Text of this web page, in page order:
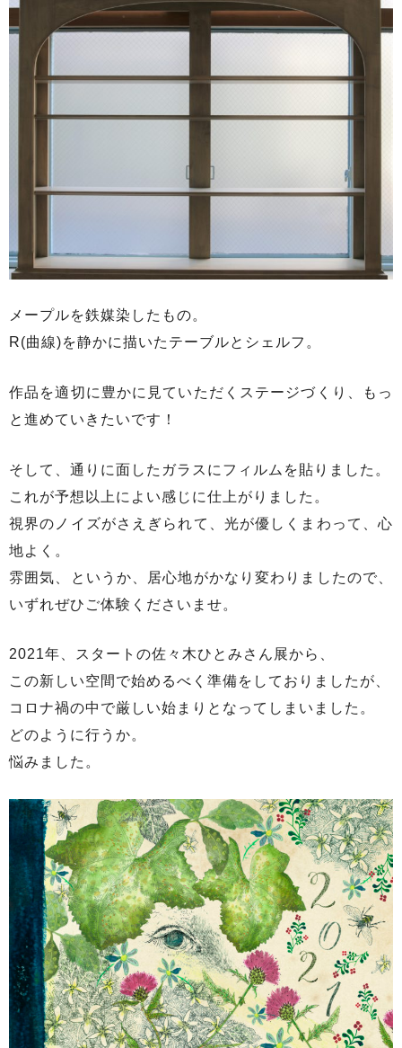
メープルを鉄媒染したもの。
R(曲線)を静かに描いたテーブルとシェルフ。
作品を適切に豊かに見ていただくステージづくり、もっ
と進めていきたいです！
そして、通りに面したガラスにフィルムを貼りました。
これが予想以上によい感じに仕上がりました。
視界のノイズがさえぎられて、光が優しくまわって、心
地よく。
雰囲気、というか、居心地がかなり変わりましたので、
いずれぜひご体験くださいませ。
2021年、スタートの佐々木ひとみさん展から、
この新しい空間で始めるべく準備をしておりましたが、
コロナ禍の中で厳しい始まりとなってしまいました。
どのように行うか。
悩みました。